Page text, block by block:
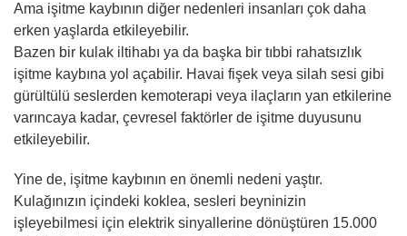
Ama işitme kaybının diğer nedenleri insanları çok daha
erken yaşlarda etkileyebilir.
Bazen bir kulak iltihabı ya da başka bir tıbbi rahatsızlık
işitme kaybına yol açabilir. Havai fişek veya silah sesi gibi
gürültülü seslerden kemoterapi veya ilaçların yan etkilerine
varıncaya kadar, çevresel faktörler de işitme duyusunu
etkileyebilir.
Yine de, işitme kaybının en önemli nedeni yaştır.
Kulağınızın içindeki koklea, sesleri beyninizin
işleyebilmesi için elektrik sinyallerine dönüştüren 15.000